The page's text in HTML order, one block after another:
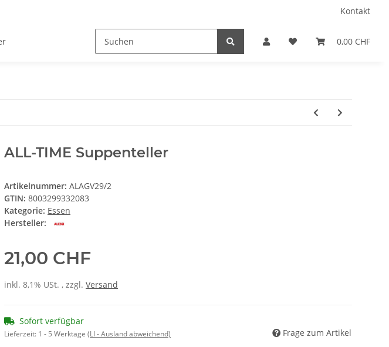
Kontakt
0,00 CHF
ALL-TIME Suppenteller
Artikelnummer: ALAGV29/2
GTIN: 8003299332083
Kategorie: Essen
Hersteller:
21,00 CHF
inkl. 8,1% USt. , zzgl. Versand
Sofort verfügbar
Lieferzeit: 1 - 5 Werktage (LI - Ausland abweichend) Frage zum Artikel